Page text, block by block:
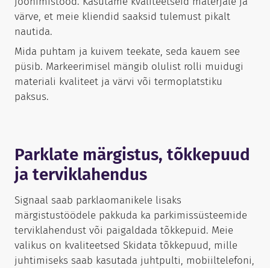
värve, et meie kliendid saaksid tulemust pikalt
nautida.
Mida puhtam ja kuivem teekate, seda kauem see
püsib. Markeerimisel mängib olulist rolli muidugi
materiali kvaliteet ja värvi või termoplatstiku
paksus.
Parklate märgistus, tõkkepuud
ja terviklahendus
Signaal saab parklaomanikele lisaks
märgistustöödele pakkuda ka parkimissüsteemide
terviklahendust või paigaldada tõkkepuid. Meie
valikus on kvaliteetsed Skidata tõkkepuud, mille
juhtimiseks saab kasutada juhtpulti, mobiiltelefoni,